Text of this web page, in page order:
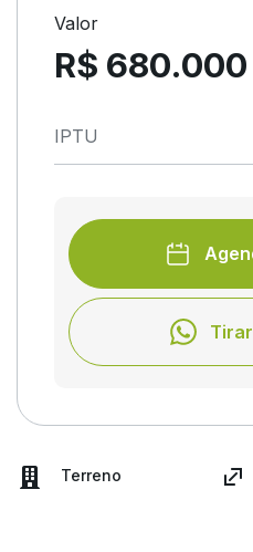
Valor
R$ 680.000
IPTU
Terreno